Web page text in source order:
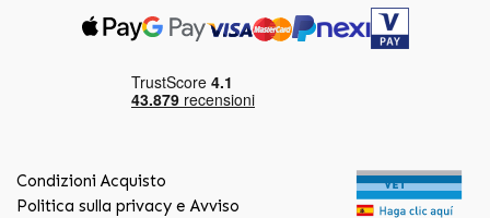
Condizioni Acquisto
Politica sulla privacy e Avviso